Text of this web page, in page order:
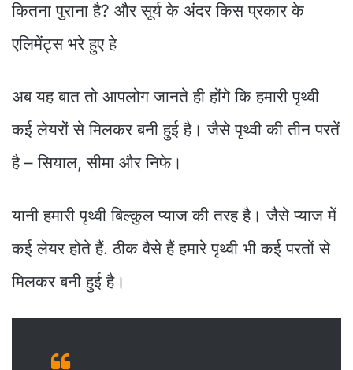
कितना पुराना है? और सूर्य के अंदर किस प्रकार के
एलिमेंट्स भरे हुए हे
अब यह बात तो आपलोग जानते ही होंगे कि हमारी पृथ्वी
कई लेयरों से मिलकर बनी हुई है। जैसे पृथ्वी की तीन परतें
है – सियाल, सीमा और निफे।
यानी हमारी पृथ्वी बिल्कुल प्याज की तरह है। जैसे प्याज में
कई लेयर होते हैं. ठीक वैसे हैं हमारे पृथ्वी भी कई परतों से
मिलकर बनी हुई है।